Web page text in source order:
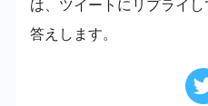
は、ツイートにリプライ
答えします。